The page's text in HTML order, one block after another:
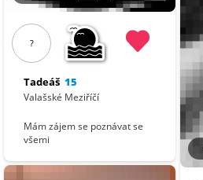
?
Tadeáš 15
Valašské Meziříčí
Mám zájem se poznávat se
všemi